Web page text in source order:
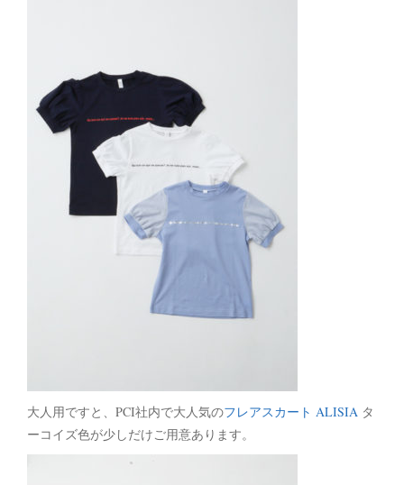
大人用ですと、PCI社内で大人気のフレアスカート ALISIA タ
ーコイズ色が少しだけご用意あります。